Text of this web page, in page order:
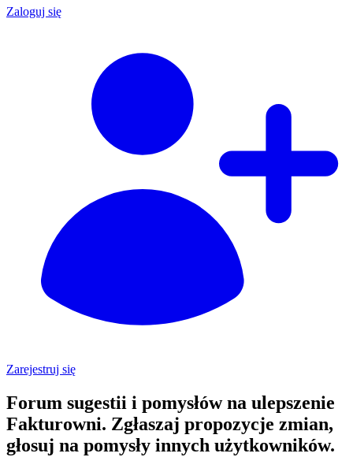
Zaloguj się
Zarejestruj się
Forum sugestii i pomysłów na ulepszenie
Fakturowni. Zgłaszaj propozycje zmian,
głosuj na pomysły innych użytkowników.